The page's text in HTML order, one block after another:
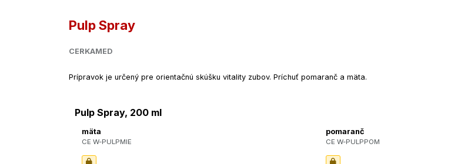
Pulp Spray
CERKAMED
Prípravok je určený pre orientačnú skúšku vitality zubov. Príchuť pomaranč a mäta.
Pulp Spray, 200 ml
mäta
CE W-PULPMIE
pomaranč
CE W-PULPPOM